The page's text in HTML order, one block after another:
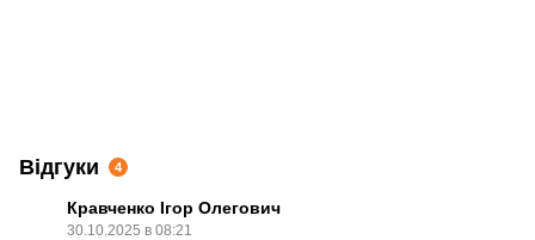
Відгуки 4
Кравченко Ігор Олегович
30.10.2025 в 08:21